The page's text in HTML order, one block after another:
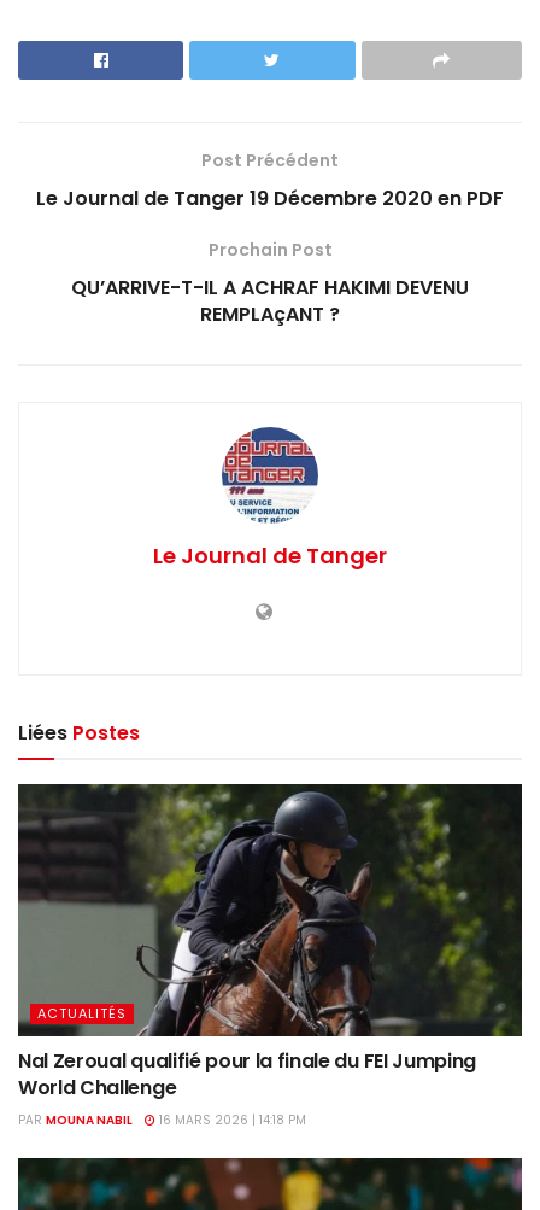
Post Précédent
Le Journal de Tanger 19 Décembre 2020 en PDF
Prochain Post
QU’ARRIVE-T-IL A ACHRAF HAKIMI DEVENU
REMPLAçANT ?
Le Journal de Tanger
Liées Postes
ACTUALITÉS
Nal Zeroual qualifié pour la finale du FEI Jumping
World Challenge
PAR MOUNA NABIL 16 MARS 2026 | 14:18 PM